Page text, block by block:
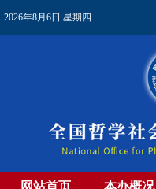
2026年8月6日 星期四
网站首页 本办概况